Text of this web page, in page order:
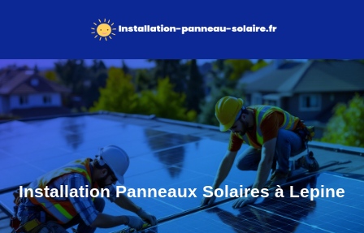
Installation Panneaux Solaires à Lepine